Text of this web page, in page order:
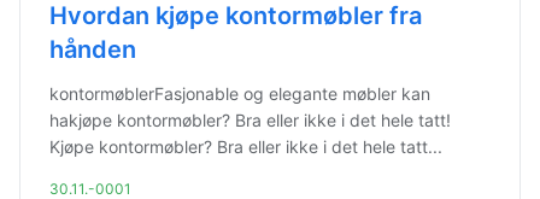
Hvordan kjøpe kontormøbler fra
hånden
kontormøblerFasjonable og elegante møbler kan
hakjøpe kontormøbler? Bra eller ikke i det hele tatt!
Kjøpe kontormøbler? Bra eller ikke i det hele tatt...
30.11.-0001